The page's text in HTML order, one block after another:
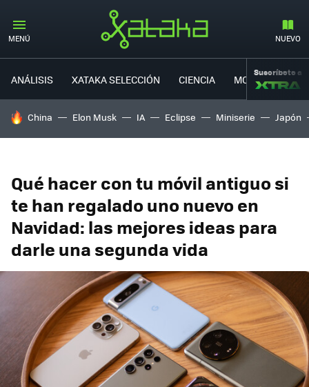
MENÚ NUEVO
ANÁLISIS XATAKA SELECCIÓN CIENCIA MOVILIDAD
Suscríbete a
HOY SE HABLA DE
China Elon Musk IA Eclipse Miniserie Japón
Qué hacer con tu móvil antiguo si
te han regalado uno nuevo en
Navidad: las mejores ideas para
darle una segunda vida